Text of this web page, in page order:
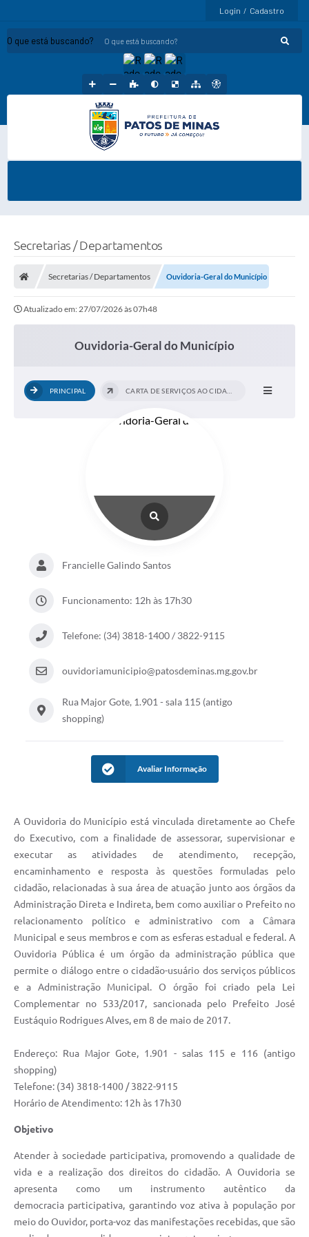
Login / Cadastro
O que está buscando?
Secretarias / Departamentos
Secretarias / Departamentos Ouvidoria-Geral do Município
Atualizado em: 27/07/2026 às 07h48
Ouvidoria-Geral do Município
PRINCIPAL
Francielle Galindo Santos
Funcionamento: 12h às 17h30
Telefone: (34) 3818-1400 / 3822-9115
ouvidoriamunicipio@patosdeminas.mg.gov.br
Rua Major Gote, 1.901 - sala 115 (antigo
shopping)
Avaliar Informação
A Ouvidoria do Município está vinculada diretamente ao Chefe
do Executivo, com a finalidade de assessorar, supervisionar e
executar as atividades de atendimento, recepção,
encaminhamento e resposta às questões formuladas pelo
cidadão, relacionadas à sua área de atuação junto aos órgãos da
Administração Direta e Indireta, bem como auxiliar o Prefeito no
relacionamento político e administrativo com a Câmara
Municipal e seus membros e com as esferas estadual e federal. A
Ouvidoria Pública é um órgão da administração pública que
permite o diálogo entre o cidadão-usuário dos serviços públicos
e a Administração Municipal. O órgão foi criado pela Lei
Complementar no 533/2017, sancionada pelo Prefeito José
Eustáquio Rodrigues Alves, em 8 de maio de 2017.
Endereço: Rua Major Gote, 1.901 - salas 115 e 116 (antigo
shopping)
Telefone: (34) 3818-1400 / 3822-9115
Horário de Atendimento: 12h às 17h30
Objetivo
Atender à sociedade participativa, promovendo a qualidade de
vida e a realização dos direitos do cidadão. A Ouvidoria se
apresenta como um instrumento autêntico da
democracia participativa, garantindo voz ativa à população por
meio do Ouvidor, porta-voz das manifestações recebidas, que são